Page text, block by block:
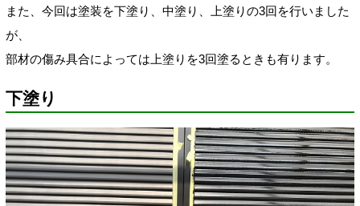
また、今回は塗装を下塗り、中塗り、上塗りの3回を行いました
が、
部材の傷み具合によっては上塗りを3回塗るときも有ります。
下塗り